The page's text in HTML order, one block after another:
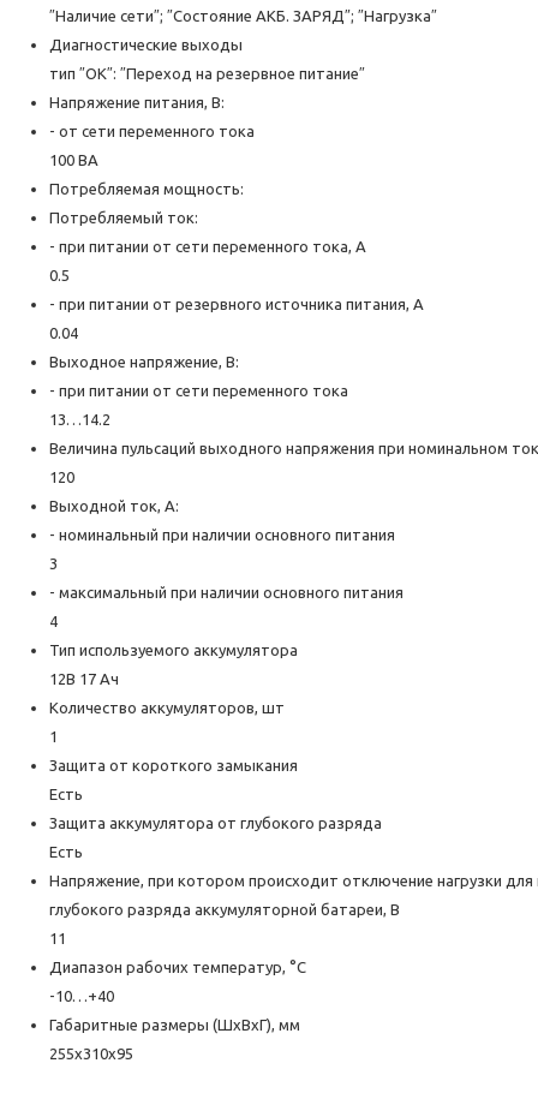
″Наличие сети″; ″Состояние АКБ. ЗАРЯД″; ″Нагрузка″
Диагностические выходы
тип ″ОК″: ″Переход на резервное питание″
Напряжение питания, B:
- от сети переменного тока
100 ВА
Потребляемая мощность:
Потребляемый ток:
- при питании от сети переменного тока, А
0.5
- при питании от резервного источника питания, А
0.04
Выходное напряжение, В:
- при питании от сети переменного тока
13…14.2
Величина пульсаций выходного напряжения при номинальном
120
Выходной ток, А:
- номинальный при наличии основного питания
3
- максимальный при наличии основного питания
4
Тип используемого аккумулятора
12В 17 Ач
Количество аккумуляторов, шт
1
Защита от короткого замыкания
Есть
Защита аккумулятора от глубокого разряда
Есть
Напряжение, при котором происходит отключение нагрузки
глубокого разряда аккумуляторной батареи, В
11
Диапазон рабочих температур, °С
-10…+40
Габаритные размеры (ШхВхГ), мм
255х310х95